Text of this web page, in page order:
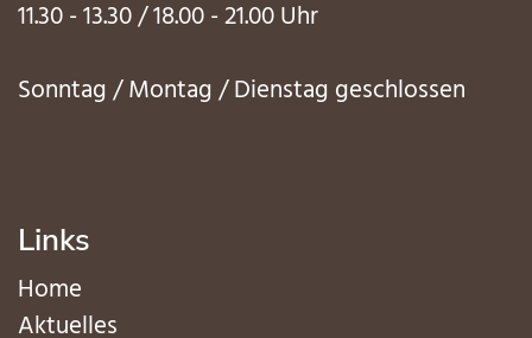
11.30 - 13.30 / 18.00 - 21.00 Uhr
Sonntag / Montag / Dienstag geschlossen
Links
Home
Aktuelles